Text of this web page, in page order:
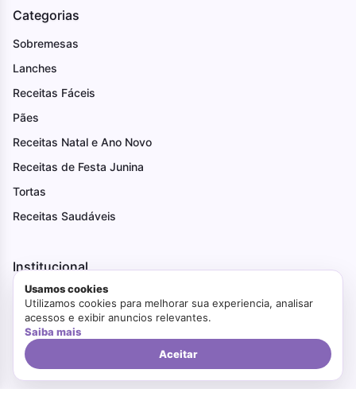
Categorias
Sobremesas
Lanches
Receitas Fáceis
Pães
Receitas Natal e Ano Novo
Receitas de Festa Junina
Tortas
Receitas Saudáveis
Institucional
Receitas Fáceis
Receitas Saudáveis
Ovo de Páscoa
Receitas de Festa Junina
Receitas Natal e Ano Novo
Usamos cookies
Utilizamos cookies para melhorar sua experiencia, analisar
acessos e exibir anuncios relevantes.
Saiba mais
Aceitar